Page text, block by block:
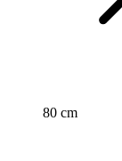
80 cm